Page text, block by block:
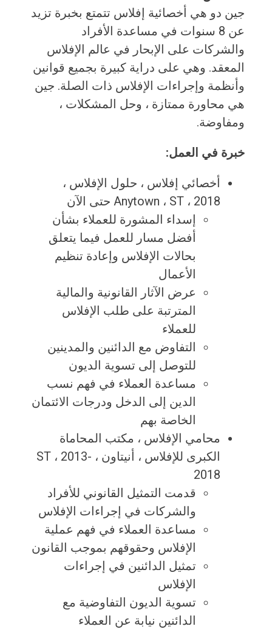
جين دو هي أخصائية إفلاس تتمتع بخبرة تزيد
عن 8 سنوات في مساعدة الأفراد
والشركات على الإبحار في عالم الإفلاس
المعقد. وهي على دراية كبيرة بجميع قوانين
وأنظمة وإجراءات الإفلاس ذات الصلة. جين
هي محاورة ممتازة ، وحل المشكلات ،
ومفاوضة.
خبرة في العمل:
أخصائي إفلاس ، حلول الإفلاس ،
Anytown ، ST ، 2018 حتى الآن
إسداء المشورة للعملاء بشأن
أفضل مسار للعمل فيما يتعلق
بحالات الإفلاس وإعادة تنظيم
الأعمال
عرض الآثار القانونية والمالية
المترتبة على طلب الإفلاس
للعملاء
التفاوض مع الدائنين والمدينين
للتوصل إلى تسوية الديون
مساعدة العملاء في فهم نسب
الدين إلى الدخل ودرجات الائتمان
الخاصة بهم
محامي الإفلاس ، مكتب المحاماة
الكبرى للإفلاس ، أنيتاون ، ST ، 2013-
2018
قدمت التمثيل القانوني للأفراد
والشركات في إجراءات الإفلاس
مساعدة العملاء في فهم عملية
الإفلاس وحقوقهم بموجب القانون
تمثيل الدائنين في إجراءات
الإفلاس
تسوية الديون التفاوضية مع
الدائنين نيابة عن العملاء